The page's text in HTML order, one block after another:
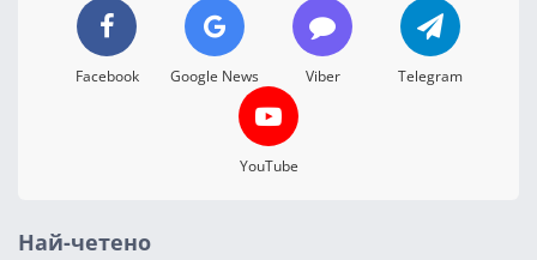
Facebook Google News Viber Telegram
YouTube
Най-четено